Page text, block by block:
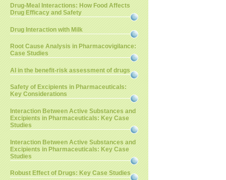
Drug-Meal Interactions: How Food Affects
Drug Efficacy and Safety
Drug Interaction with Milk
Root Cause Analysis in Pharmacovigilance:
Case Studies
AI in the benefit-risk assessment of drugs
Safety of Excipients in Pharmaceuticals:
Key Considerations
Interaction Between Active Substances and
Excipients in Pharmaceuticals: Key Case
Studies
Interaction Between Active Substances and
Excipients in Pharmaceuticals: Key Case
Studies
Robust Effect of Drugs: Key Case Studies